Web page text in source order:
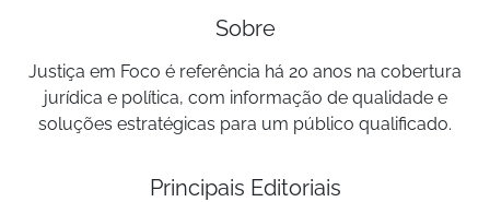
Sobre
Justiça em Foco é referência há 20 anos na cobertura
jurídica e política, com informação de qualidade e
soluções estratégicas para um público qualificado.
Principais Editoriais